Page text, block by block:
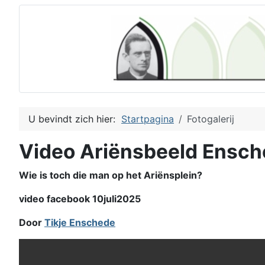
U bevindt zich hier: Startpagina Fotogalerij
Video Ariënsbeeld
Wie is toch die man op het Ariënsplein?
video facebook 10juli2025
Door Tikje Enschede